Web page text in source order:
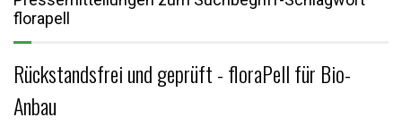
florapell
Rückstandsfrei und geprüft - floraPell für Bio-
Anbau